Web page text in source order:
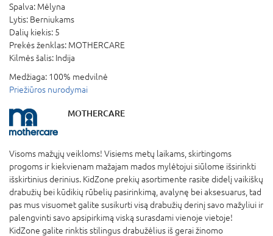
Spalva: Mėlyna
Lytis: Berniukams
Dalių kiekis: 5
Prekės ženklas: MOTHERCARE
Kilmės šalis: Indija
Medžiaga: 100% medvilnė
Priežiūros nurodymai
MOTHERCARE
Visoms mažųjų veikloms! Visiems metų laikams, skirtingoms
progoms ir kiekvienam mažajam mados mylėtojui siūlome išsirinkti
išskirtinius derinius. KidZone prekių asortimente rasite didelį vaikiškų
drabužių bei kūdikių rūbelių pasirinkimą, avalynę bei aksesuarus, tad
pas mus visuomet galite susikurti visą drabužių derinį savo mažyliui ir
palengvinti savo apsipirkimą viską surasdami vienoje vietoje!
KidZone galite rinktis stilingus drabužėlius iš gerai žinomo